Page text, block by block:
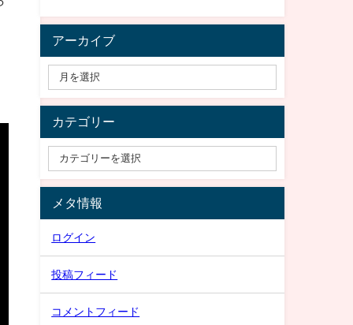
アーカイブ
カテゴリー
メタ情報
ログイン
投稿フィード
コメントフィード